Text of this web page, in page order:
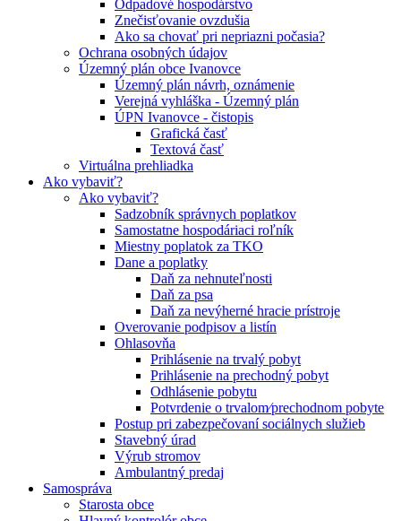
Odpadové hospodárstvo
Znečisťovanie ovzdušia
Ako sa chovať pri nepriazni počasia?
Ochrana osobných údajov
Územný plán obce Ivanovce
Územný plán návrh, oznámenie
Verejná vyhláška - Územný plán
ÚPN Ivanovce - čistopis
Grafická časť
Textová časť
Virtuálna prehliadka
Ako vybaviť?
Ako vybaviť?
Sadzobník správnych poplatkov
Samostatne hospodáriaci roľník
Miestny poplatok za TKO
Dane a poplatky
Daň za nehnuteľnosti
Daň za psa
Daň za nevýherné hracie prístroje
Overovanie podpisov a listín
Ohlasovňa
Prihlásenie na trvalý pobyt
Prihlásenie na prechodný pobyt
Odhlásenie pobytu
Potvrdenie o trvalom⁄prechodnom pobyte
Postup pri zabezpečovaní sociálnych služieb
Stavebný úrad
Výrub stromov
Ambulantný predaj
Samospráva
Starosta obce